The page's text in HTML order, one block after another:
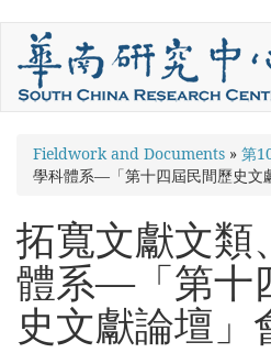
Skip
main
content
You
are
here
Fieldwork and Documents » 第
學科體系—「第十四屆民間歷史文
拓寬文獻文類
體系—「第十
史文獻論壇」